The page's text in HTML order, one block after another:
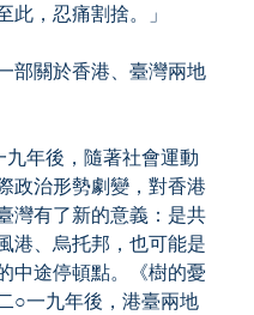
此，忍痛割捨。」
關於香港、臺灣兩地
年後，隨著社會運動
政治形勢劇變，對香港
灣有了新的意義：是共
港、烏托邦，也可能是
中途停頓點。《樹的憂
○一九年後，港臺兩地